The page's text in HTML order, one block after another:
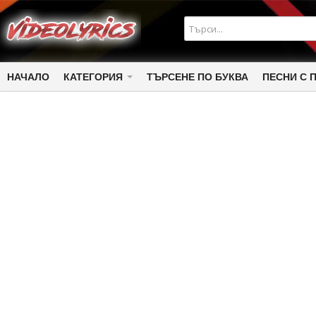
НАЧАЛО КАТЕГОРИЯ ТЪРСЕНЕ ПО БУКВА ПЕСНИ С